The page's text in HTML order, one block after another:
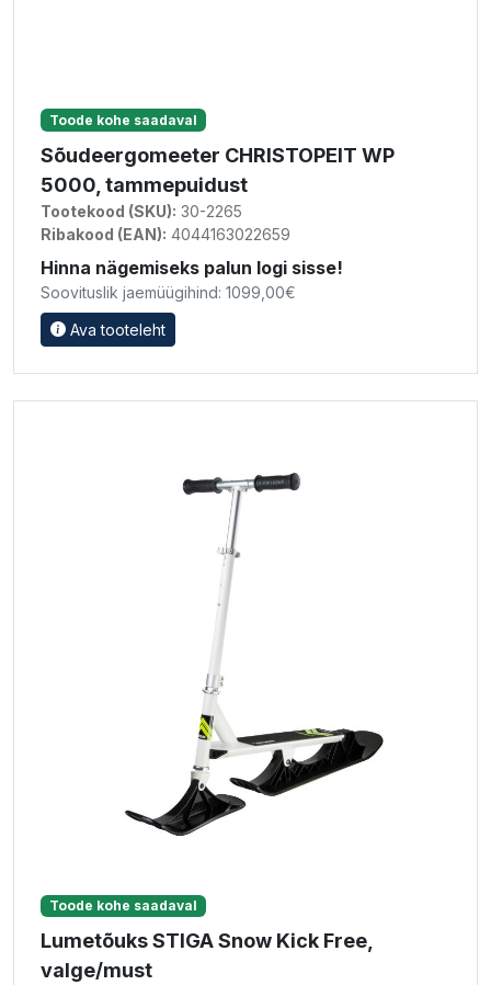
Toode kohe saadaval
Sõudeergomeeter CHRISTOPEIT WP
5000, tammepuidust
Tootekood (SKU): 30-2265
Ribakood (EAN): 4044163022659
Hinna nägemiseks palun logi sisse!
Soovituslik jaemüügihind: 1099,00€
Ava tooteleht
Toode kohe saadaval
Lumetõuks STIGA Snow Kick Free,
valge/must